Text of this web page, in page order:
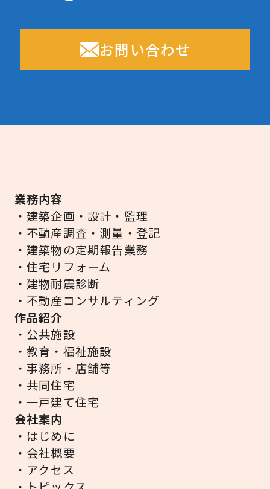
お問い合わせ
業務内容
・建築企画・設計・監理
・不動産調査・測量・登記
・建築物の定期報告業務
・住宅リフォーム
・建物耐震診断
・不動産コンサルティング
作品紹介
・公共施設
・教育・福祉施設
・事務所・店舗等
・共同住宅
・一戸建て住宅
会社案内
・はじめに
・会社概要
・アクセス